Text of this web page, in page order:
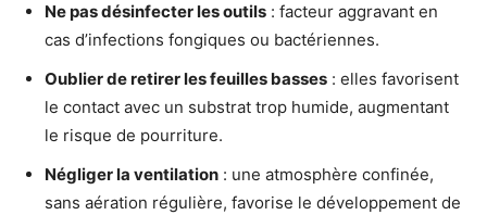
Ne pas désinfecter les outils : facteur aggravant en
cas d’infections fongiques ou bactériennes.
Oublier de retirer les feuilles basses : elles favorisent
le contact avec un substrat trop humide, augmentant
le risque de pourriture.
Négliger la ventilation : une atmosphère confinée,
sans aération régulière, favorise le développement de